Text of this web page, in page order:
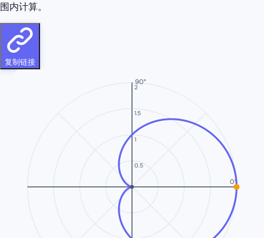
围内计算。
复制链接
0.5
1
1.5
2
0°
90°